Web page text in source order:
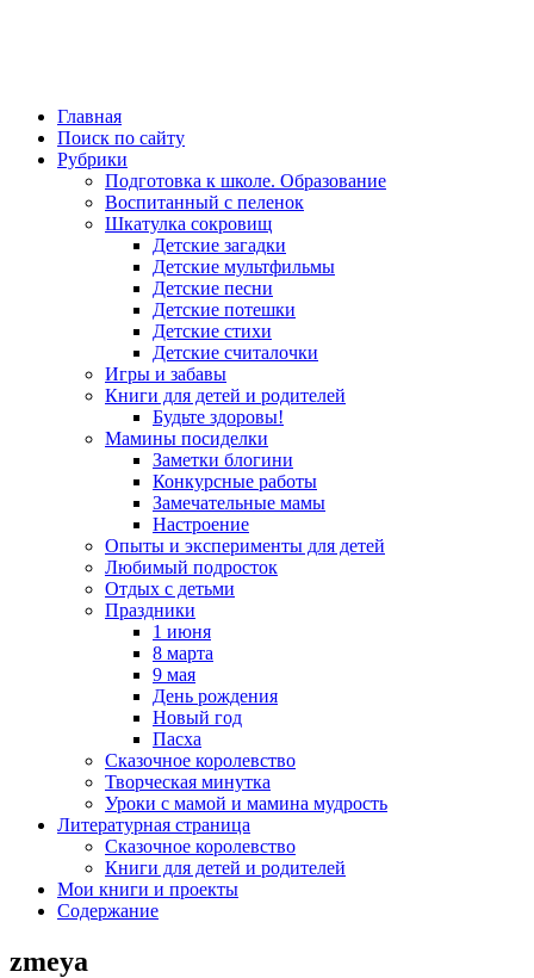
Главная
Поиск по сайту
Рубрики
Подготовка к школе. Образование
Воспитанный с пеленок
Шкатулка сокровищ
Детские загадки
Детские мультфильмы
Детские песни
Детские потешки
Детские стихи
Детские считалочки
Игры и забавы
Книги для детей и родителей
Будьте здоровы!
Мамины посиделки
Заметки блогини
Конкурсные работы
Замечательные мамы
Настроение
Опыты и эксперименты для детей
Любимый подросток
Отдых с детьми
Праздники
1 июня
8 марта
9 мая
День рождения
Новый год
Пасха
Сказочное королевство
Творческая минутка
Уроки с мамой и мамина мудрость
Литературная страница
Сказочное королевство
Книги для детей и родителей
Мои книги и проекты
Содержание
zmeya